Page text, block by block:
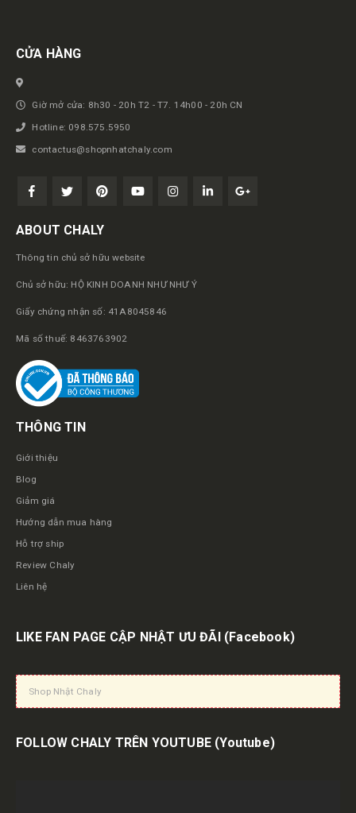
CỬA HÀNG
Giờ mở cửa: 8h30 - 20h T2 - T7. 14h00 - 20h CN
Hotline: 098.575.5950
contactus@shopnhatchaly.com
ABOUT CHALY
Thông tin chủ sở hữu website
Chủ sở hữu: HỘ KINH DOANH NHƯ NHƯ Ý
Giấy chứng nhận số: 41A8045846
Mã số thuế: 8463763902
THÔNG TIN
Giới thiệu
Blog
Giảm giá
Hướng dẫn mua hàng
Hỗ trợ ship
Review Chaly
Liên hệ
LIKE FAN PAGE CẬP NHẬT ƯU ĐÃI (Facebook)
Shop Nhật Chaly
FOLLOW CHALY TRÊN YOUTUBE (Youtube)